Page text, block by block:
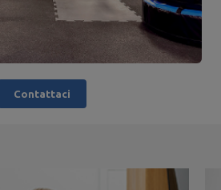
Contattaci